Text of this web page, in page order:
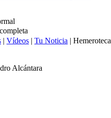
| Vídeos | Tu Noticia | Hemeroteca
Alcántara